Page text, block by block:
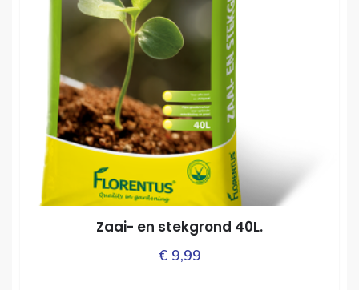
Zaai- en stekgrond 40L.
€9,99